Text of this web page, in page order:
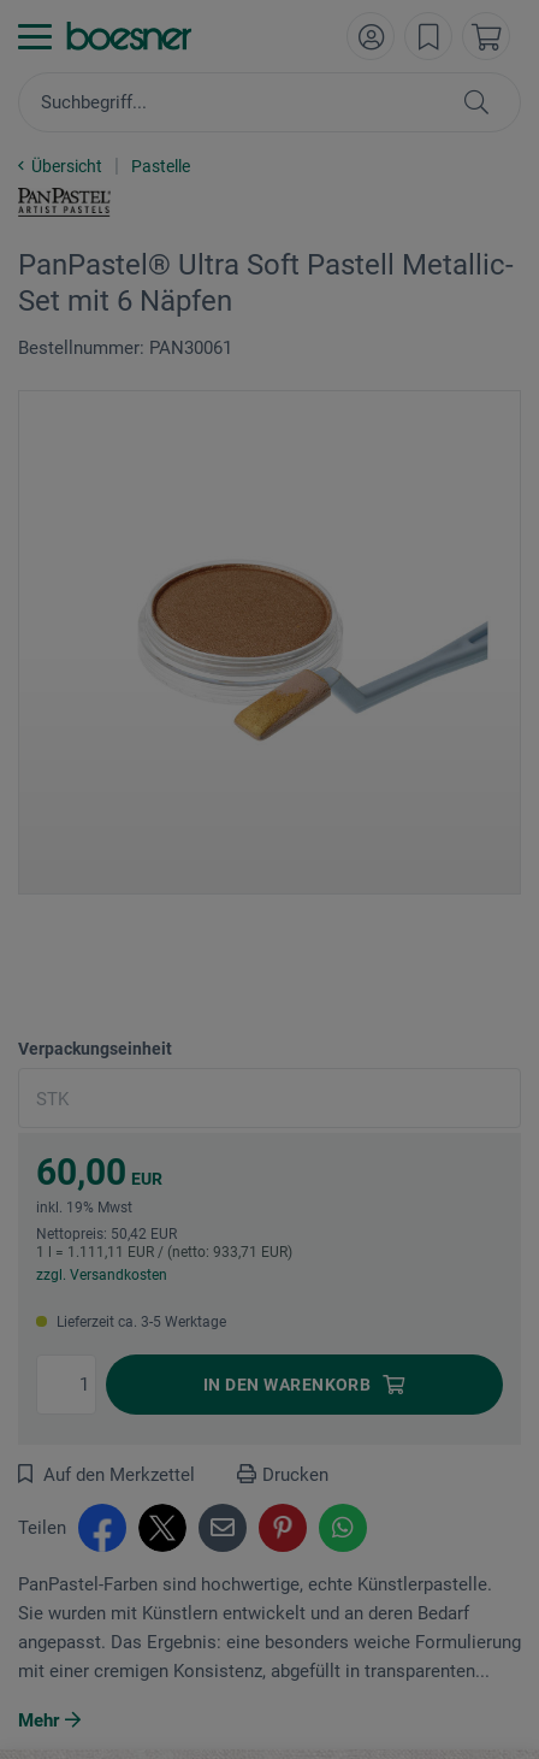
Übersicht Pastelle
PanPastel® Ultra Soft Pastell Metallic-
Set mit 6 Näpfen
Bestellnummer: PAN30061
Verpackungseinheit
60,00 EUR
inkl. 19% Mwst
Nettopreis: 50,42 EUR
1 l = 1.111,11 EUR / (netto: 933,71 EUR)
zzgl. Versandkosten
Lieferzeit ca. 3-5 Werktage
IN DEN WARENKORB
Auf den Merkzettel Drucken
Teilen
PanPastel-Farben sind hochwertige, echte Künstlerpastelle.
Sie wurden mit Künstlern entwickelt und an deren Bedarf
angepasst. Das Ergebnis: eine besonders weiche Formulierung
mit einer cremigen Konsistenz, abgefüllt in transparenten...
Mehr